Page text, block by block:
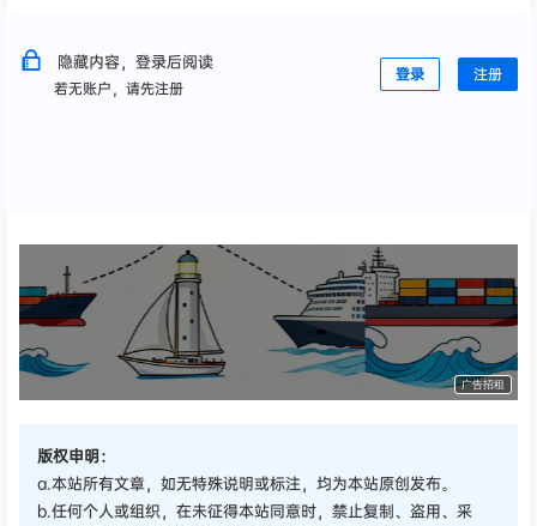
隐藏内容，登录后阅读
若无账户，请先注册
登录 注册
货代QA社·让货代之路更简单！
广告招租
版权申明：
a.本站所有文章，如无特殊说明或标注，均为本站原创发布。
b.任何个人或组织，在未征得本站同意时，禁止复制、盗用、采